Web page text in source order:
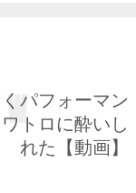
パフォーマン
トロに酔いし
れた【動画】